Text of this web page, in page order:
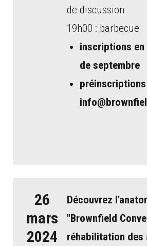
de discussion
19h00 : barbecue
inscriptions
de septembre
26
mars
2024
Découvrez
"Brownfield
réhabilitation des